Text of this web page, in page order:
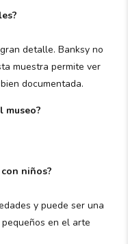
detalle. Banksy no
muestra permite ver
documentada.
museo?
niños?
y puede ser una
en el arte